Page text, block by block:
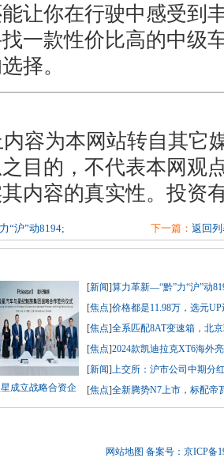
让你在行驶中感受到
一款性价比高的中级
择。
容为本网站转自其它
目的，不代表本网观
内容的真实性。投资
“沪”动8194; 下一篇： 返回
成立战略合资企
[新闻]算力革新—“黔”力“沪”动
[焦点]价格都是11.98万，选元
[焦点]全系匹配8AT变速箱，北
[焦点]2024款凯迪拉克XT6海外
[新闻]上交所：沪市公司中期分
[焦点]全新腾势N7上市，标配帝
网站地图 备案号：京ICP备